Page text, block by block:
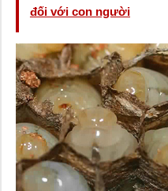
đối với con người